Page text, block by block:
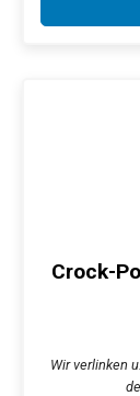
Crock-
Wir verlinken